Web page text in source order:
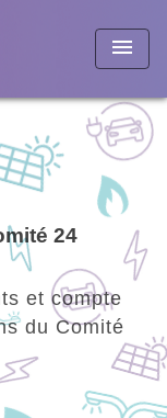
menu
24
et compte
du Comité